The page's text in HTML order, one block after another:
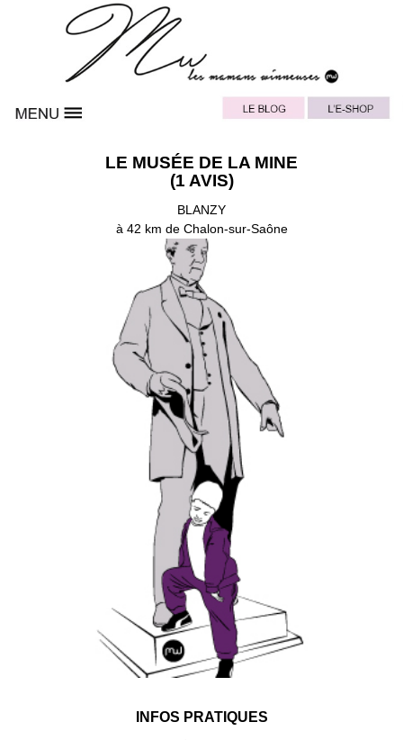
LE MUSÉE DE LA MINE
(1 AVIS)
BLANZY
à 42 km de Chalon-sur-Saône
INFOS PRATIQUES